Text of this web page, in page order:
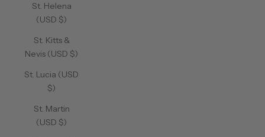
St. Helena
(USD $)
St. Kitts &
Nevis (USD $)
St. Lucia (USD
$)
St. Martin
(USD $)